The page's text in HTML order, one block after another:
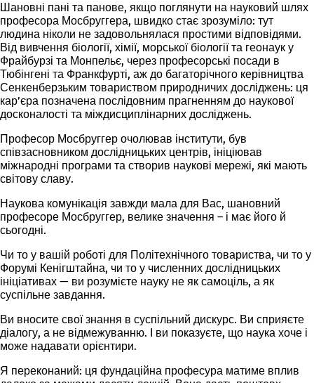
Шановні пані та панове, якщо поглянути на науковий шлях
професора Мосбруггера, швидко стає зрозуміло: тут
людина ніколи не задовольнялася простими відповідями.
Від вивчення біології, хімії, морської біології та геонаук у
Фрайбурзі та Монпельє, через професорські посади в
Тюбінгені та Франкфурті, аж до багаторічного керівництва
Сенкенберзьким товариством природничих досліджень: ця
кар’єра позначена послідовним прагненням до наукової
досконалості та міждисциплінарних досліджень.
Професор Мосбруггер очолював інститути, був
співзасновником дослідницьких центрів, ініціював
міжнародні програми та створив наукові мережі, які мають
світову славу.
Наукова комунікація завжди мала для Вас, шановний
професоре Мосбруггер, велике значення – і має його й
сьогодні.
Чи то у вашій роботі для Політехнічного товариства, чи то у
Форумі Кенігштайна, чи то у численних дослідницьких
ініціативах — ви розумієте науку не як самоціль, а як
суспільне завдання.
Ви вносите свої знання в суспільний дискурс. Ви сприяєте
діалогу, а не відмежуванню. І ви показуєте, що наука хоче і
може надавати орієнтири.
Я переконаний: ця фундаційна професура матиме вплив